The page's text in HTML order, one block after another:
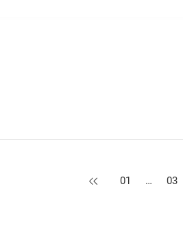
上一頁
01 … 03